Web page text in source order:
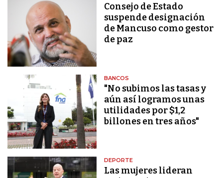
Consejo de Estado
suspende designación
de Mancuso como gestor
de paz
BANCOS
"No subimos las tasas y
aún así logramos unas
utilidades por $1,2
billones en tres años"
DEPORTE
Las mujeres lideran